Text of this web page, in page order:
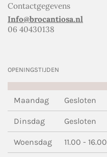
Contactgegevens
Info@brocantiosa.nl
06 40430138
OPENINGSTIJDEN
Maandag Gesloten
Dinsdag Gesloten
Woensdag 11.00 - 16.00